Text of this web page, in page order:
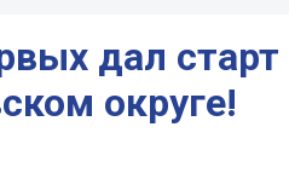
дал старт
округе!